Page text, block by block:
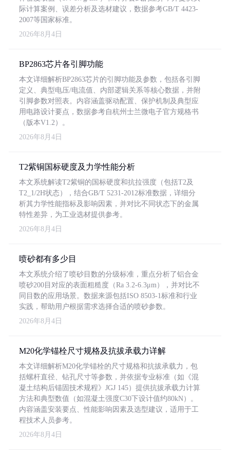
际计算案例、误差分析及选材建议，数据参考GB/T 4423-
2007等国家标准。
2026年8月4日
BP2863芯片各引脚功能
本文详细解析BP2863芯片的引脚功能及参数，包括各引脚
定义、典型电压/电流值、内部逻辑关系等核心数据，并附
引脚参数对照表。内容涵盖驱动配置、保护机制及典型应
用电路设计要点，数据参考自杭州士兰微电子官方规格书
（版本V1.2）。
2026年8月4日
T2紫铜国标硬度及力学性能分析
本文系统解读T2紫铜的国标硬度和抗拉强度（包括T2及
T2_1/2H状态），结合GB/T 5231-2012标准数据，详细分
析其力学性能指标及影响因素，并对比不同状态下的金属
特性差异，为工业选材提供参考。
2026年8月4日
喷砂都有多少目
本文系统介绍了喷砂目数的分级标准，重点分析了铝合金
喷砂200目对应的表面粗糙度（Ra 3.2-6.3μm），并对比不
同目数的应用场景。数据来源包括ISO 8503-1标准和行业
实践，帮助用户根据需求选择合适的喷砂参数。
2026年8月4日
M20化学锚栓尺寸规格及抗拔承载力详解
本文详细解析M20化学锚栓的尺寸规格和抗拔承载力，包
括螺杆直径、钻孔尺寸等参数，并依据专业标准（如《混
凝土结构后锚固技术规程》JGJ 145）提供抗拔承载力计算
方法和典型数值（如混凝土强度C30下设计值约80kN）。
内容涵盖安装要点、性能影响因素及选型建议，适用于工
程技术人员参考。
2026年8月4日